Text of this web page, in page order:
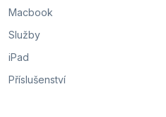
Macbook
Služby
iPad
Příslušenství